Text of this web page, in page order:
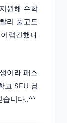
원해 수학
리 풀고도
렵긴했나
이라 패스
교 SFU 컴
습니다..^^